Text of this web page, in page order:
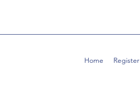
Home Register